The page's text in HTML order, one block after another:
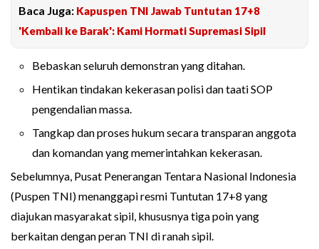
Baca Juga: Kapuspen TNI Jawab Tuntutan 17+8
'Kembali ke Barak': Kami Hormati Supremasi Sipil
Bebaskan seluruh demonstran yang ditahan.
Hentikan tindakan kekerasan polisi dan taati SOP
pengendalian massa.
Tangkap dan proses hukum secara transparan anggota
dan komandan yang memerintahkan kekerasan.
Sebelumnya, Pusat Penerangan Tentara Nasional Indonesia
(Puspen TNI) menanggapi resmi Tuntutan 17+8 yang
diajukan masyarakat sipil, khususnya tiga poin yang
berkaitan dengan peran TNI di ranah sipil.